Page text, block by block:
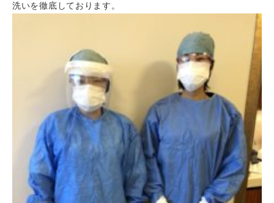
洗いを徹底しております。